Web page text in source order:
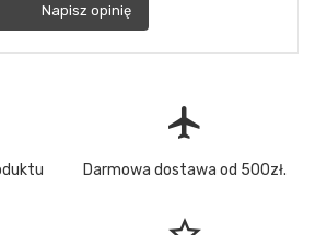
Napisz opinię
flight
Darmowa dostawa od 500zł.